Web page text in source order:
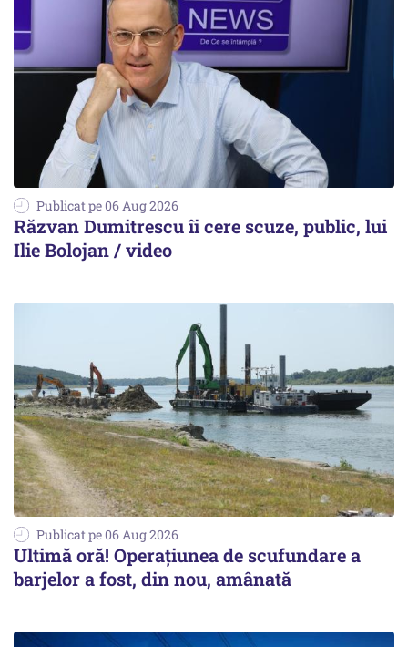
Publicat pe 06 Aug 2026
Răzvan Dumitrescu îi cere scuze, public, lui
Ilie Bolojan / video
Publicat pe 06 Aug 2026
Ultimă oră! Operațiunea de scufundare a
barjelor a fost, din nou, amânată